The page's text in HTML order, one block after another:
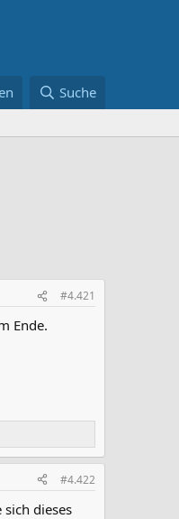
Suche
#4.421
Ende.
#4.422
dieses